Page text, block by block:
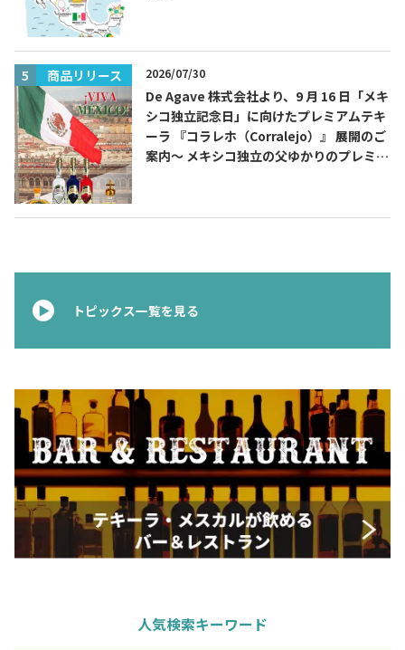
商品リリース 2026/07/30
De Agave 株式会社より、9 月 16 日「メキ
シコ独立記念日」に向けたプレミアムテキ
ーラ 『コラレホ（Corralejo）』 展開のご
案内〜 メキシコ独立の父ゆかりのプレミア
トピックス一覧を見る
人気検索キーワード